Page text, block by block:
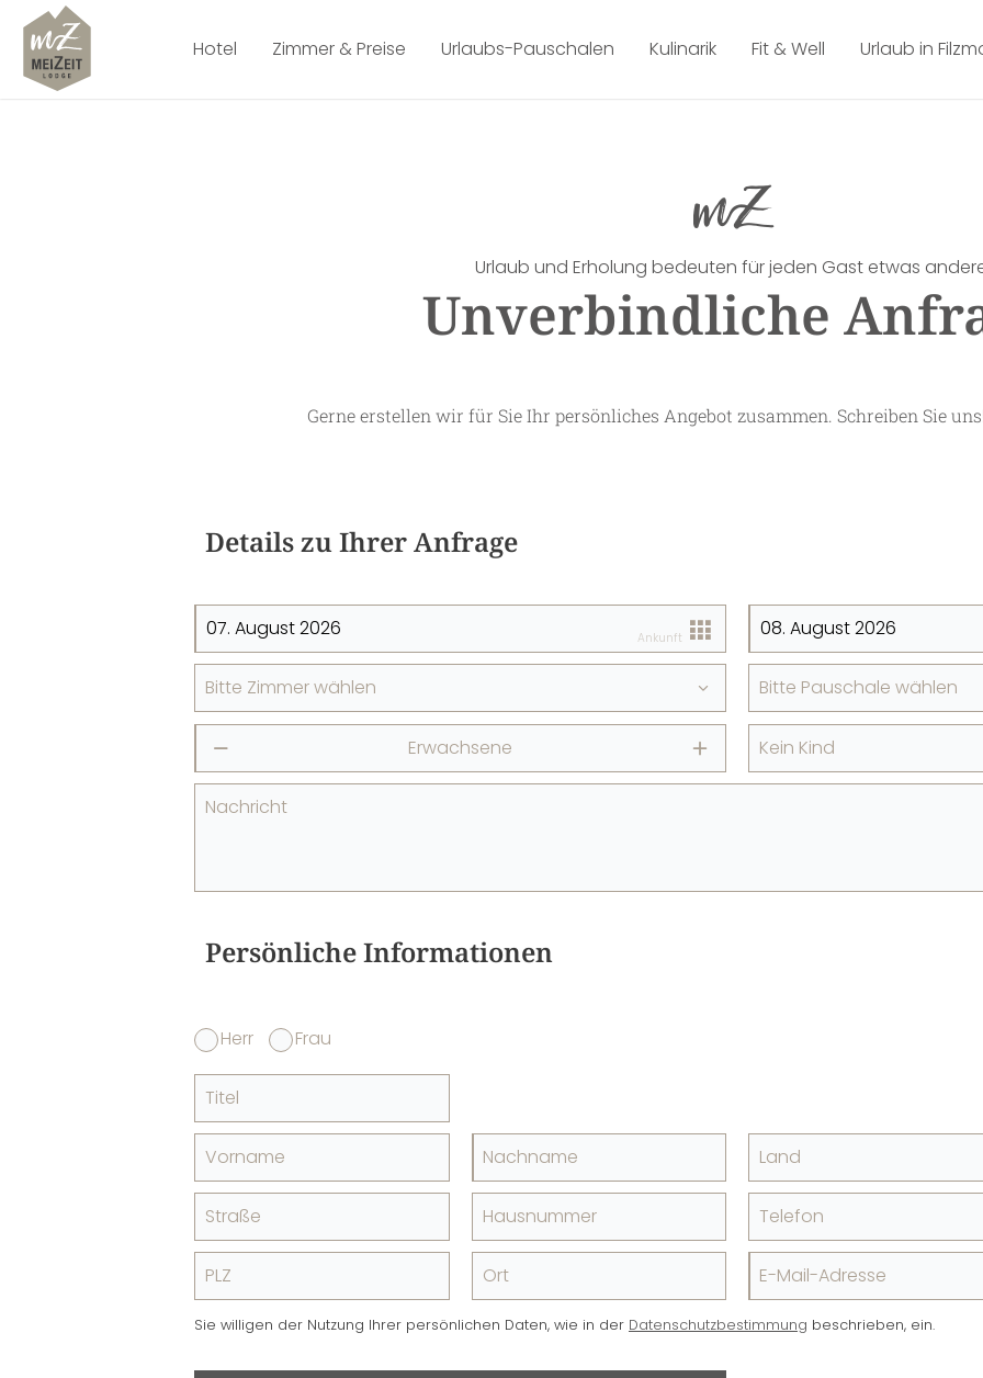
Hotel Zimmer & Preise Urlaubs-Pauschalen Kulinarik Fit & Well Urlaub in
Urlaub und Erholung bedeuten für jeden Gast etwas
Unverbindliche
Gerne erstellen wir für Sie Ihr persönliches Angebot zusammen. Schreiben Sie
Details zu Ihrer Anfrage
Ankunft
Bitte Zimmer wählen Bitte Pauschale wählen
Erwachsene +
⎯ Kein Kind
Nachricht
Persönliche Informationen
Herr Frau
Titel
Vorname Nachname
Straße Hausnummer
PLZ Ort
Land
Telefon
E-Mail-Adresse
Sie willigen der Nutzung Ihrer persönlichen Daten, wie in der Datenschutzbestimmung beschrieben, ein.